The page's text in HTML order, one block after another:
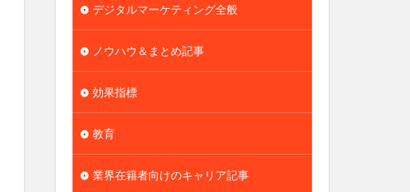
デジタルマーケティング全般
ノウハウ＆まとめ記事
効果指標
教育
業界在籍者向けのキャリア記事